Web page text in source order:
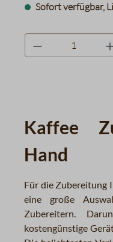
Sofort verfügbar,
product.quantityLabel
Kaffee
Hand
Für die Zubereitung
eine große
Zubereitern.
kostengünstige